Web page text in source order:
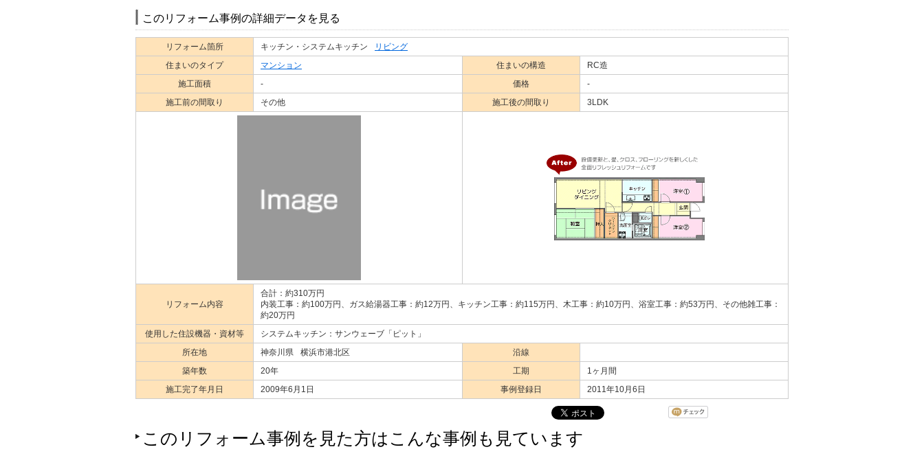
このリフォーム事例の詳細データを見る
リフォーム箇所 キッチン・システムキッチン
リビング
住まいのタイプ
マンション 住まいの構造
RC造
施工面積
- 価格
-
施工前の間取り
その他 施工後の間取り 3LDK
リフォーム内容
合計：約310万円
内装工事：約100万円、ガス給湯器工事：約12万円、キッチン工事：約115万円、木工事：約10万円、浴室工事：約53万円、その他雑工事：
約20万円
使用した住設機器・資材等
システムキッチン：サンウェーブ「ピット」
所在地
神奈川県 横浜市港北区
沿線
築年数
20年 工期
1ヶ月間
施工完了年月日
2009年6月1日 事例登録日 2011年10月6日
このリフォーム事例を見た方はこんな事例も見ています